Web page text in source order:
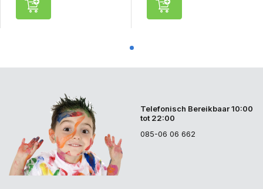
Telefonisch Bereikbaar 10:00
tot 22:00
085-06 06 662